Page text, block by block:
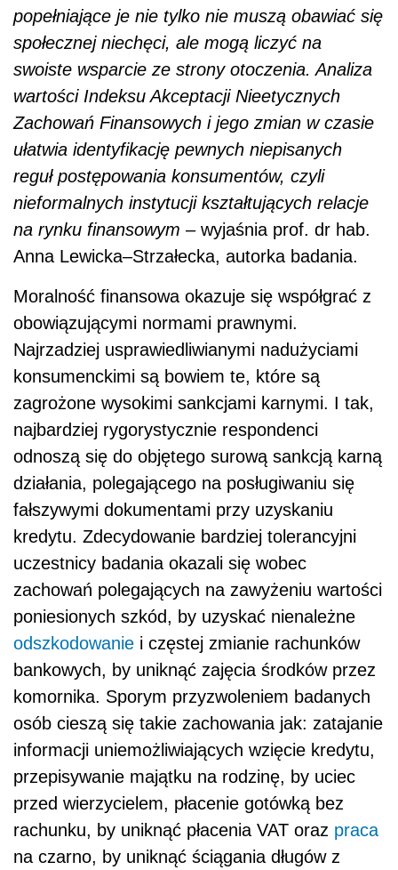
popełniające je nie tylko nie muszą obawiać się
społecznej niechęci, ale mogą liczyć na
swoiste wsparcie ze strony otoczenia. Analiza
wartości Indeksu Akceptacji Nieetycznych
Zachowań Finansowych i jego zmian w czasie
ułatwia identyfikację pewnych niepisanych
reguł postępowania konsumentów, czyli
nieformalnych instytucji kształtujących relacje
na rynku finansowym – wyjaśnia prof. dr hab.
Anna Lewicka–Strzałecka, autorka badania.
Moralność finansowa okazuje się współgrać z
obowiązującymi normami prawnymi.
Najrzadziej usprawiedliwianymi nadużyciami
konsumenckimi są bowiem te, które są
zagrożone wysokimi sankcjami karnymi. I tak,
najbardziej rygorystycznie respondenci
odnoszą się do objętego surową sankcją karną
działania, polegającego na posługiwaniu się
fałszywymi dokumentami przy uzyskaniu
kredytu. Zdecydowanie bardziej tolerancyjni
uczestnicy badania okazali się wobec
zachowań polegających na zawyżeniu wartości
poniesionych szkód, by uzyskać nienależne
odszkodowanie i częstej zmianie rachunków
bankowych, by uniknąć zajęcia środków przez
komornika. Sporym przyzwoleniem badanych
osób cieszą się takie zachowania jak: zatajanie
informacji uniemożliwiających wzięcie kredytu,
przepisywanie majątku na rodzinę, by uciec
przed wierzycielem, płacenie gotówką bez
rachunku, by uniknąć płacenia VAT oraz praca
na czarno, by uniknąć ściągania długów z